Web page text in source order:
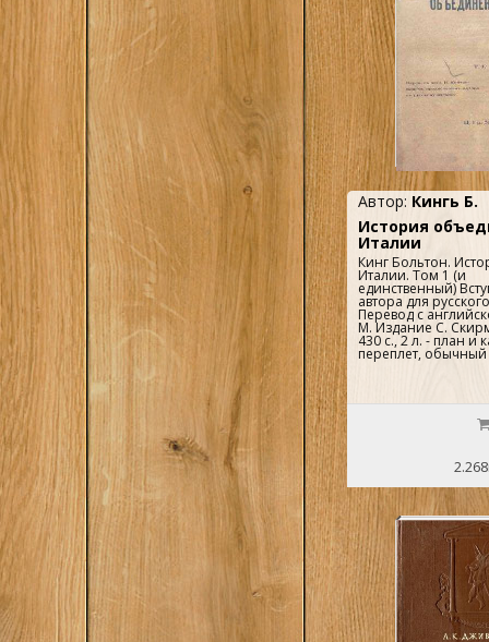
Автор: Кингь Б.
История
Италии
Кинг Больтон.
Италии. Том 1 (и
единственный)
автора для
Перевод с
М. Издание С.
430 с., 2 л. - план и
переплет,